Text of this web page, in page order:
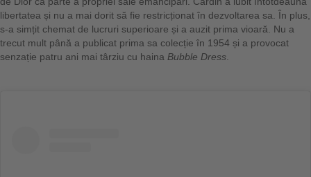
libertatea și nu a mai dorit să fie restricționat în dezvoltarea sa. În plus,
s-a simțit chemat de lucruri superioare și a auzit prima vioară. Nu a
trecut mult până a publicat prima sa colecție în 1954 și a provocat
senzație patru ani mai târziu cu haina Bubble Dress